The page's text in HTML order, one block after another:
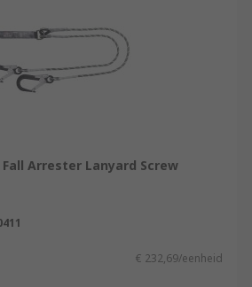
Fall Arrester Lanyard Screw
€ 232,69/eenheid